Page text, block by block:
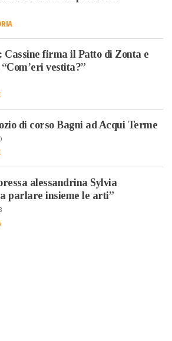
Cassine firma il Patto di Zonta e
vestita?”
di corso Bagni ad Acqui Terme
alessandrina Sylvia
parlare insieme le arti”